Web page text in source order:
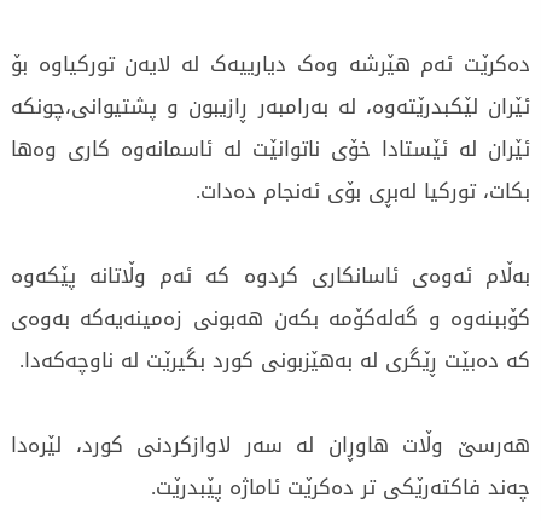
دەکرێت ئەم هێرشە وەک دیارییەک لە لایەن تورکیاوە بۆ
ئێران لێکبدرێتەوە، لە بەرامبەر ڕازیبون و پشتیوانی،چونکە
ئێران لە ئێستادا خۆی ناتوانێت لە ئاسمانەوە کاری وەها
بکات، تورکیا لەبڕی بۆی ئەنجام دەدات.
بەڵام ئەوەی ئاسانکاری کردوە کە ئەم وڵاتانە پێکەوە
کۆببنەوە و گەلەکۆمە بکەن هەبونی زەمینەیەکە بەوەی
کە دەبێت ڕێگری لە بەهێزبونی کورد بگیرێت لە ناوچەکەدا.
هەرسێ وڵات هاوڕان لە سەر لاوازکردنی کورد، لێرەدا
چەند فاکتەرێكی تر دەکرێت ئاماژە پێبدرێت.